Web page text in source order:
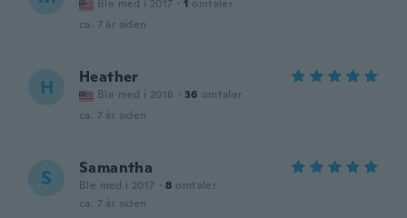
Ble med i 2017 · 1 omtaler
ca. 7 år siden
H Heather
Ble med i 2016 · 36 omtaler
ca. 7 år siden
S Samantha
Ble med i 2017 · 8 omtaler
ca. 7 år siden